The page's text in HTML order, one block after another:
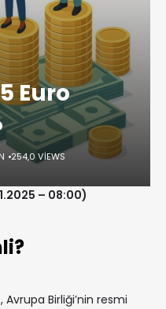
Euro
254,0 VIEWS
– 08:00)
Avrupa Birliği’nin resmi